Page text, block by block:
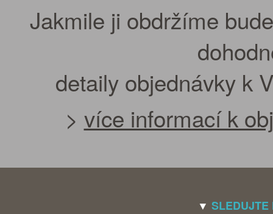
Jakmile ji obdržíme
detaily objednávky k
> více informací k
▼ SLEDUJTE